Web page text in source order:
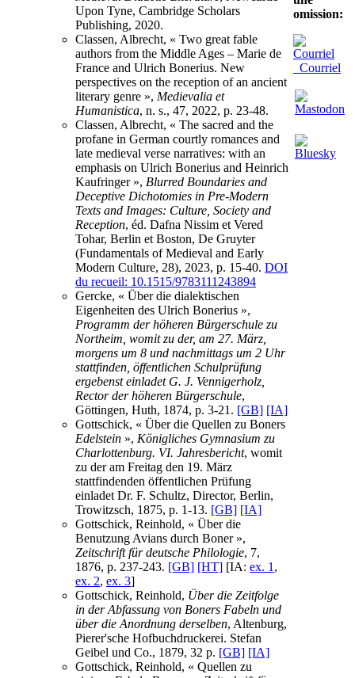
Upon Tyne, Cambridge Scholars
Publishing, 2020.
Classen, Albrecht, « Two great fable
authors from the Middle Ages – Marie de
France and Ulrich Bonerius. New
perspectives on the reception of an ancient
literary genre », Medievalia et
Humanistica, n. s., 47, 2022, p. 23-48.
Classen, Albrecht, « The sacred and the
profane in German courtly romances and
late medieval verse narratives: with an
emphasis on Ulrich Bonerius and Heinrich
Kaufringer », Blurred Boundaries and
Deceptive Dichotomies in Pre-Modern
Texts and Images: Culture, Society and
Reception, éd. Dafna Nissim et Vered
Tohar, Berlin et Boston, De Gruyter
(Fundamentals of Medieval and Early
Modern Culture, 28), 2023, p. 15-40. DOI
du recueil: 10.1515/9783111243894
Gercke, « Über die dialektischen
Eigenheiten des Ulrich Bonerius »,
Programm der höheren Bürgerschule zu
Northeim, womit zu der, am 27. März,
morgens um 8 und nachmittags um 2 Uhr
stattfinden, öffentlichen Schulprüfung
ergebenst einladet G. J. Vennigerholz,
Rector der höheren Bürgerschule,
Göttingen, Huth, 1874, p. 3-21. [GB] [IA]
Gottschick, « Über die Quellen zu Boners
Edelstein », Königliches Gymnasium zu
Charlottenburg. VI. Jahresbericht, womit
zu der am Freitag den 19. März
stattfindenden öffentlichen Prüfung
einladet Dr. F. Schultz, Director, Berlin,
Trowitzsch, 1875, p. 1-13. [GB] [IA]
Gottschick, Reinhold, « Über die
Benutzung Avians durch Boner »,
Zeitschrift für deutsche Philologie, 7,
1876, p. 237-243. [GB] [HT] [IA: ex. 1 ,
ex. 2, ex. 3]
Gottschick, Reinhold, Über die Zeitfolge
in der Abfassung von Boners Fabeln und
über die Anordnung derselben, Altenburg,
Pierer'sche Hofbuchdruckerei. Stefan
Geibel und Co., 1879, 32 p. [GB] [IA]
Gottschick, Reinhold, « Quellen zu
omission:
Courriel